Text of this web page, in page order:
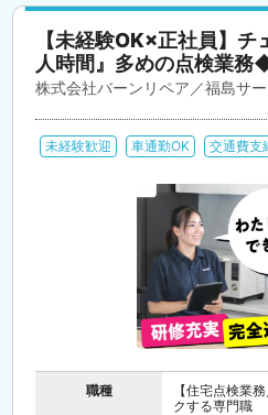
【未経験OK×正社員】
人時間』多めの点検業
株式会社バーンリペア／福島サ
未経験歓迎 車通勤OK 交通費支
職種
【住宅点検業
クする専門職